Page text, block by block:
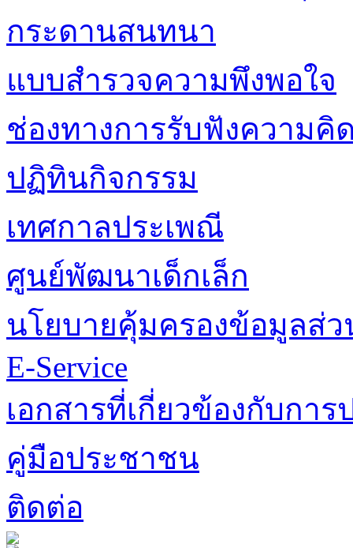
กระดานสนทนา
แบบสำรวจความพึงพอใจ
ช่องทางการรับฟังความคิ
ปฏิทินกิจกรรม
เทศกาลประเพณี
ศูนย์พัฒนาเด็กเล็ก
นโยบายคุ้มครองข้อมูลส่
E-Service
เอกสารที่เกี่ยวข้องกับกา
คู่มือประชาชน
ติดต่อ